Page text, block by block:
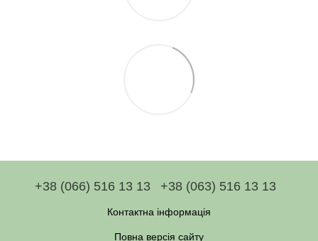
+38 (066) 516 13 13 +38 (063) 516 13 13
Контактна інформація
Повна версія сайту